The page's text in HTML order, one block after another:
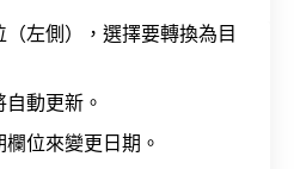
左側），選擇要轉換為目
動更新。
位來變更日期。